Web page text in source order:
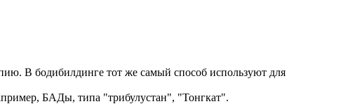
В бодибилдинге тот же самый способ используют для
БАДы, типа "трибулустан", "Тонгкат".